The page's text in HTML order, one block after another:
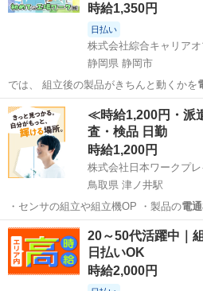
時給1,350円
日払い
株式会社綜合キャリア
静岡県 静岡市
では、 組立後の製品がきちんと動くかを
た、 加工後の…
静岡 静岡市 工場
≪時給1,200円・派
査・検品 日勤
時給1,200円
株式会社日本ワークプ
鳥取県 津ノ井駅
・センサの組立や組立機OP ・製品の電通
仕事の特典…
鳥取 鳥取市 津ノ井駅 その他
20～50代活躍中｜
日払いOK
時給2,000円